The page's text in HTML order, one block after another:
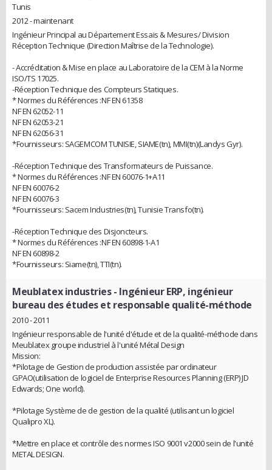
Tunis
2012 - maintenant
Ingénieur Principal au Département Essais & Mesures/ Division
Réception Technique (Direction Maîtrise de la Technologie).
- Accréditation & Mise en place au Laboratoire de la CEM à la Norme
ISO/TS 17025.
-Réception Technique des Compteurs Statiques.
* Normes du Références :NF EN 61358
NF EN 62052-11
NF EN 62053-21
NF EN 62056-31
*Fournisseurs: SAGEMCOM TUNISIE, SIAME(tn), MMI(tn)(Landys Gyr).
-Réception Technique des Transformateurs de Puissance.
* Normes du Références :NF EN 60076-1+A11
NF EN 60076-2
NF EN 60076-3
*Fournisseurs: Sacem Industries(tn), Tunisie Transfo(tn).
-Réception Technique des Disjoncteurs.
* Normes du Références :NF EN 60898-1-A1
NF EN 60898-2
*Fournisseurs: Siame(tn), TTI(tn).
Meublatex industries- Ingénieur ERP, ingénieur
bureau des études et responsable qualité-méthode
2010 - 2011
Ingénieur responsable de l'unité d'étude et de la qualité-méthode dans
Meublatex groupe industriel à l'unité Métal Design
Mission:
*Pilotage de Gestion de production assistée par ordinateur
GPAO(utilisation de logiciel de Enterprise Resources Planning (ERP) JD
Edwards; One world).
*Pilotage Système de de gestion de la qualité (utilisant un logiciel
Qualipro XL).
*Mettre en place et contrôle des normes ISO 9001 v2000 sein de l'unité
METAL DESIGN.